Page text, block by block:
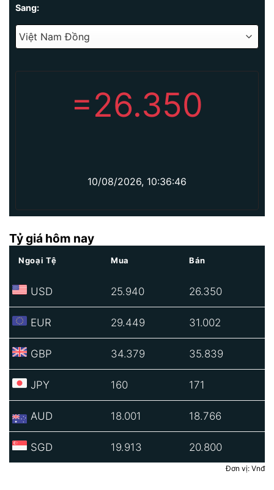
Sang:
=26.350
10/08/2026, 10:36:46
Tỷ giá hôm nay
Ngoại Tệ Mua Bán
USD 25.940 26.350
EUR 29.449 31.002
GBP 34.379 35.839
JPY 160 171
AUD 18.001 18.766
SGD 19.913 20.800
Đơn vị: Vnđ